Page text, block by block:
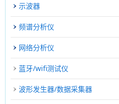
示波器
频谱分析仪
网络分析仪
蓝牙/wifi测试仪
波形发生器/数据采集器